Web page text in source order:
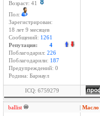
Возраст: 41
Пол:
Зарегистрирован:
18 лет 9 месяцев
Сообщений: 1261
Репутация: 4
Поблагодарил: 226
Поблагодарили: 187
Предупреждений: 0
Родина: Барнаул
ICQ: 6759279
ballist | Масло